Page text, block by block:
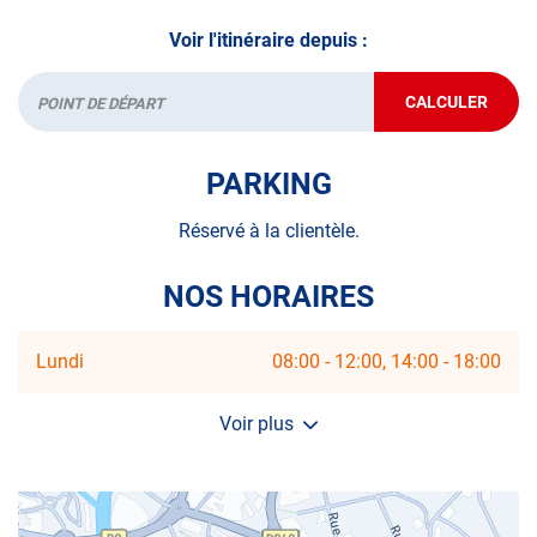
Voir l'itinéraire depuis :
Départ CALCULER
JUSQU'AU
POINT
PARKING
Réservé à la clientèle.
NOS HORAIRES
Horaires
Lundi 08:00 - 12:00 14:00 - 18:00
Voir plus
et
d'ouverture
du